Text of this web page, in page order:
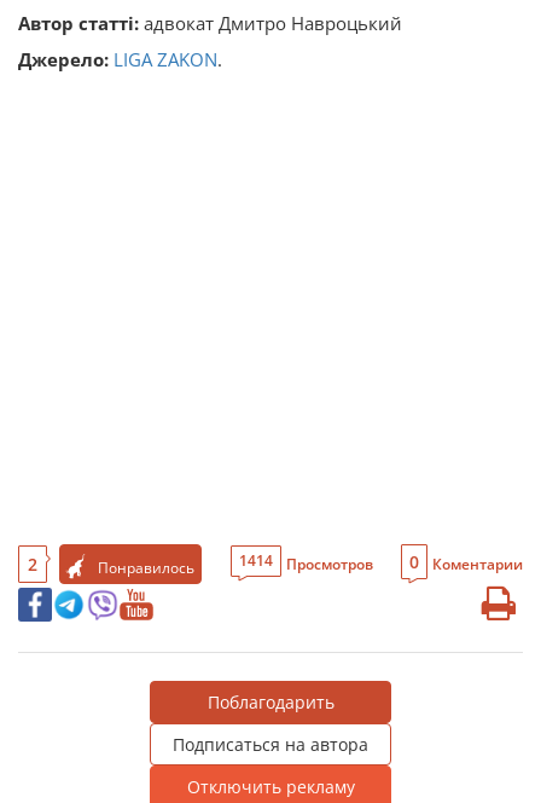
Автор статті: адвокат Дмитро Навроцький
Джерело: LIGA ZAKON.
2 Понравилось 1414 Просмотров 0 Коментарии
Поблагодарить
Подписаться на автора
Отключить рекламу